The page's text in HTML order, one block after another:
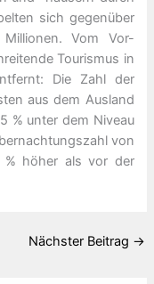
sich gegenüber
Vom Vor-
Tourismus in
Die Zahl der
aus dem Ausland
% unter dem Niveau
von
% höher als vor der
Nächster Beitrag →